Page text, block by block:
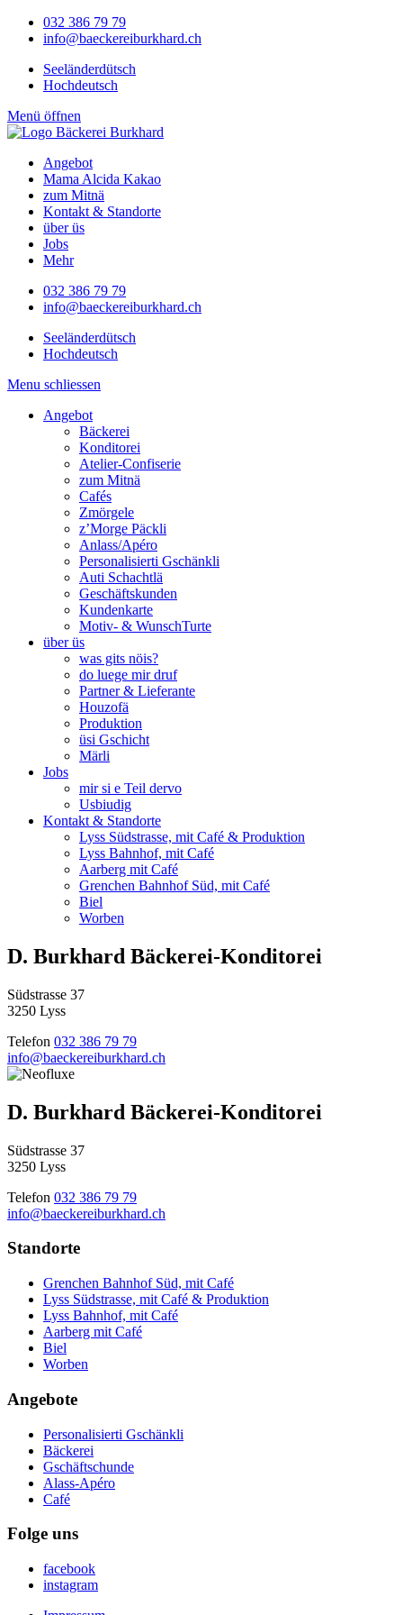
032 386 79 79
info@baeckereiburkhard.ch
Seeländerdütsch
Hochdeutsch
Menü öffnen
Angebot
Mama Alcida Kakao
zum Mitnä
Kontakt & Standorte
über üs
Jobs
Mehr
032 386 79 79
info@baeckereiburkhard.ch
Seeländerdütsch
Hochdeutsch
Menu schliessen
Angebot
Bäckerei
Konditorei
Atelier-Confiserie
zum Mitnä
Cafés
Zmörgele
z’Morge Päckli
Anlass/Apéro
Personalisierti Gschänkli
Auti Schachtlä
Geschäftskunden
Kundenkarte
Motiv- & WunschTurte
über üs
was gits nöis?
do luege mir druf
Partner & Lieferante
Houzofä
Produktion
üsi Gschicht
Märli
Jobs
mir si e Teil dervo
Usbiudig
Kontakt & Standorte
Lyss Südstrasse, mit Café & Produktion
Lyss Bahnhof, mit Café
Aarberg mit Café
Grenchen Bahnhof Süd, mit Café
Biel
Worben
D. Burkhard Bäckerei-Konditorei
Südstrasse 37
3250 Lyss
Telefon 032 386 79 79
info@baeckereiburkhard.ch
D. Burkhard Bäckerei-Konditorei
Südstrasse 37
3250 Lyss
Telefon 032 386 79 79
info@baeckereiburkhard.ch
Standorte
Grenchen Bahnhof Süd, mit Café
Lyss Südstrasse, mit Café & Produktion
Lyss Bahnhof, mit Café
Aarberg mit Café
Biel
Worben
Angebote
Personalisierti Gschänkli
Bäckerei
Gschäftschunde
Alass-Apéro
Café
Folge uns
facebook
instagram